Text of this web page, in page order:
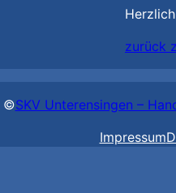
zurück
©SKV Unterensingen –
Impressum